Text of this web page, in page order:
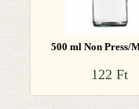
500 ml Non Press/
122 Ft